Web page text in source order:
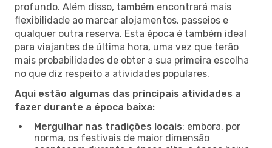
profundo. Além disso, também encontrará mais
flexibilidade ao marcar alojamentos, passeios e
qualquer outra reserva. Esta época é também ideal
para viajantes de última hora, uma vez que terão
mais probabilidades de obter a sua primeira escolha
no que diz respeito a atividades populares.
Aqui estão algumas das principais atividades a
fazer durante a época baixa:
Mergulhar nas tradições locais: embora, por
norma, os festivais de maior dimensão